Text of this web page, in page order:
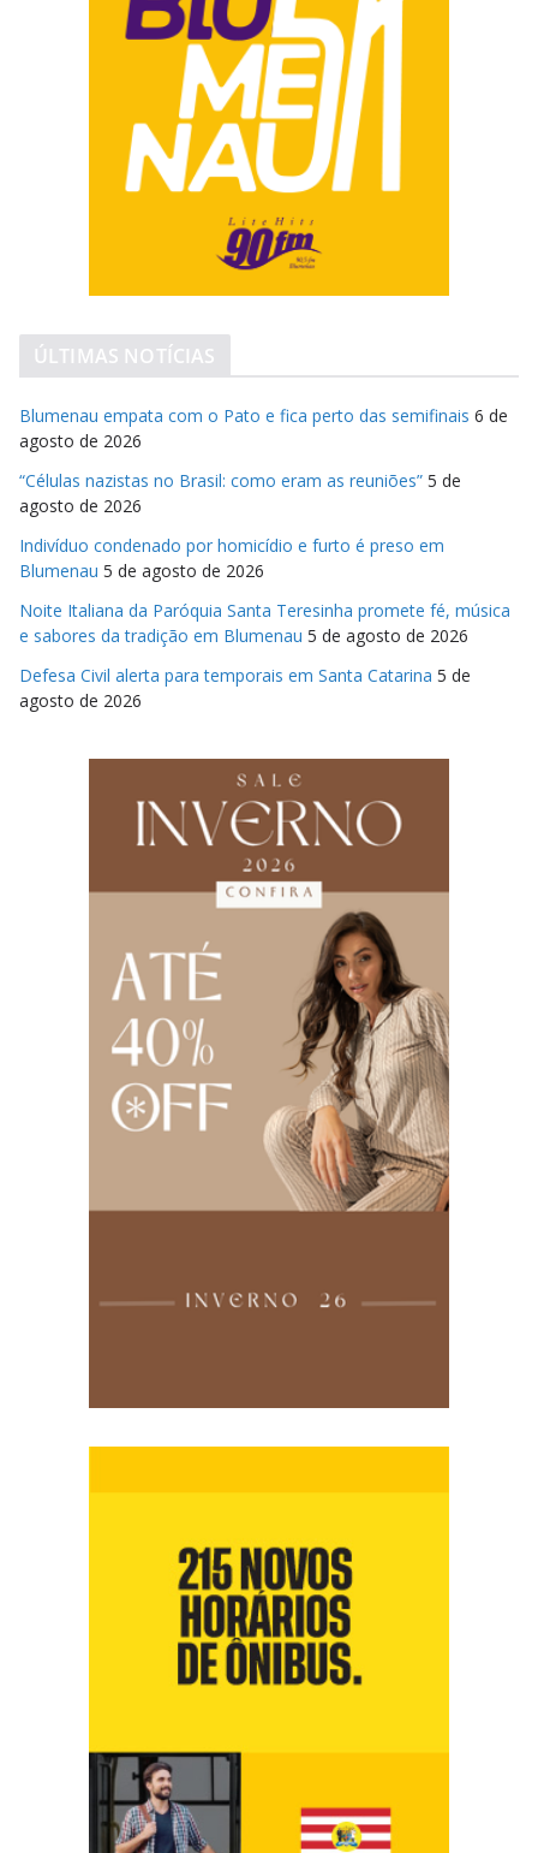
ÚLTIMAS NOTÍCIAS
Blumenau empata com o Pato e fica perto das semifinais 6 de
agosto de 2026
“Células nazistas no Brasil: como eram as reuniões” 5 de
agosto de 2026
Indivíduo condenado por homicídio e furto é preso em
Blumenau 5 de agosto de 2026
Noite Italiana da Paróquia Santa Teresinha promete fé, música
e sabores da tradição em Blumenau 5 de agosto de 2026
Defesa Civil alerta para temporais em Santa Catarina 5 de
agosto de 2026